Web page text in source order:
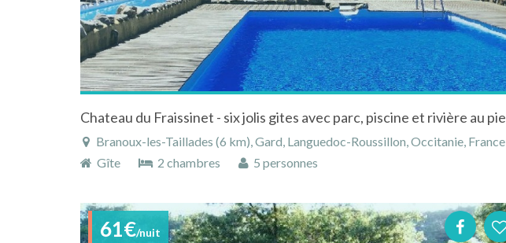
Branoux-les-Taillades (6 km), Gard, Languedoc-Roussillon, Occitanie, France
Gîte
2 chambres 5 personnes
61€/nuit